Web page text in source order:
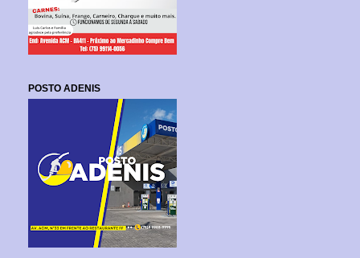
POSTO ADENIS